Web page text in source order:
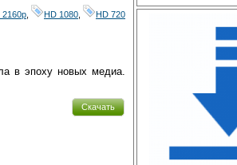
2160р HD 1080 HD 720
в эпоху новых медиа.
Скачать